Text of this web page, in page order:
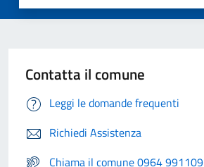
Contatta il comune
Leggi le domande frequenti
Richiedi Assistenza
Chiama il comune 0964 991109